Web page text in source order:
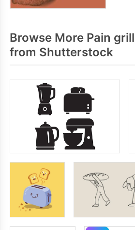
Browse More Pain
from Shutterstock